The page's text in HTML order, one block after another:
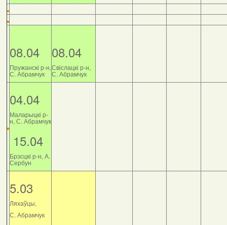
08.04
Пружанскі р-н,
С. Абрамчук
08.04
Свіслацкі р-н,
С. Абрамчук
04.04
Маларыцкі р-
н, С. Абрамчук
15.04
Брэсцкі р-н, А.
Сербун
5.03
Ляхаўцы,
С. Абрамчук